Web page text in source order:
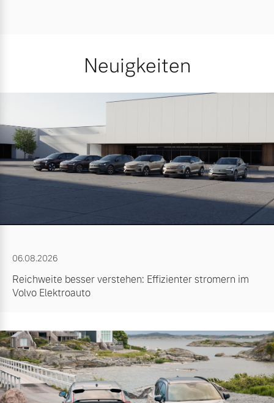
Neuigkeiten
06.08.2026
Reichweite besser verstehen: Effizienter stromern im
Volvo Elektroauto